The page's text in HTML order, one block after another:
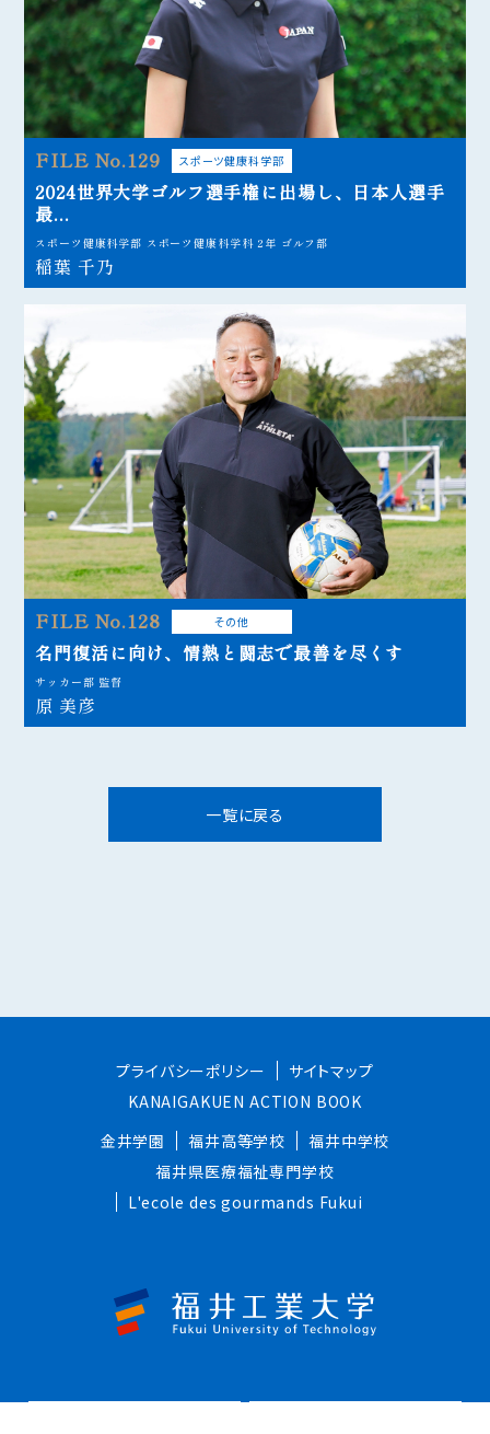
FILE No.129 スポーツ健康科学部
2024世界大学ゴルフ選手権に出場し、日本人選手
最...
スポーツ健康科学部 スポーツ健康科学科 2年 ゴルフ部
稲葉 千乃
FILE No.128 その他
名門復活に向け、情熱と闘志で最善を尽くす
サッカー部 監督
原 美彦
一覧に戻る
プライバシーポリシー
サイトマップ
KANAIGAKUEN ACTION BOOK
金井学園
福井高等学校
福井中学校
福井県医療福祉専門学校
L'ecole des gourmands Fukui